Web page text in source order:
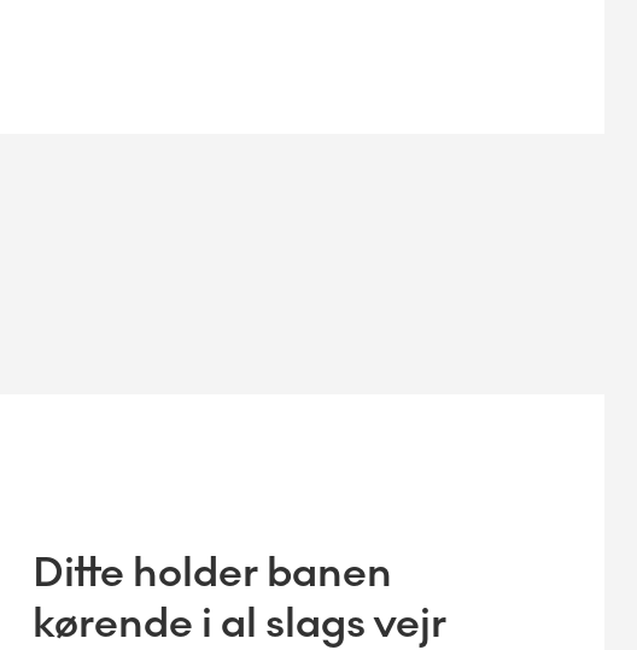
Ditte holder banen
kørende i al slags vejr